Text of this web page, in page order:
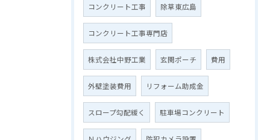
コンクリート工事 除草東広島
コンクリート工事専門店
株式会社中野工業 玄関ポーチ 費用
外壁塗装費用 リフォーム助成金
スロープ勾配緩く 駐車場コンクリート